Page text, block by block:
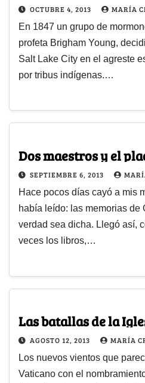
OCTUBRE 4, 2013 MARÍA
En 1847 un grupo de
profeta Brigham Young,
Salt Lake City en el agreste
por tribus indígenas.…
Dos maestros y el
SEPTIEMBRE 6, 2013
Hace pocos días cayó a mis
había leído: las memorias de
verdad sea dicha. Llegó así,
veces los libros,…
Las batallas de la
AGOSTO 12, 2013 MARÍA
Los nuevos vientos que
Vaticano con el